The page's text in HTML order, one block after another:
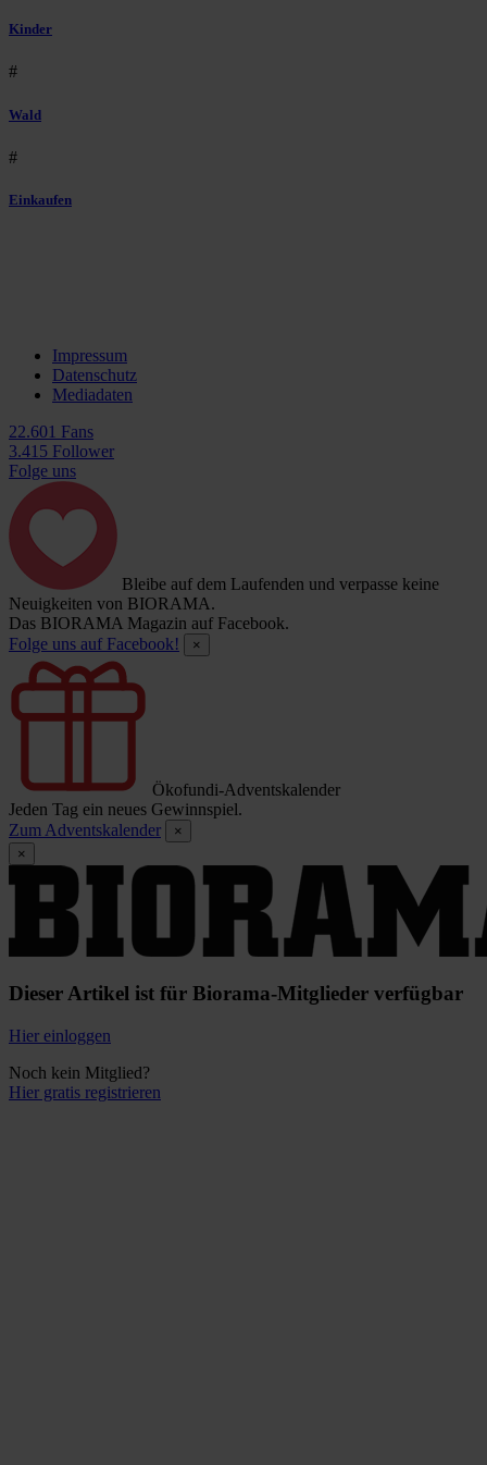
Kinder
#
Wald
#
Einkaufen
Impressum
Datenschutz
Mediadaten
22.601 Fans
3.415 Follower
Folge uns
Bleibe auf dem Laufenden und verpasse keine
Neuigkeiten von BIORAMA.
Das BIORAMA Magazin auf Facebook.
Folge uns auf Facebook!
×
Ökofundi-Adventskalender
Jeden Tag ein neues Gewinnspiel.
Zum Adventskalender
×
×
Dieser Artikel ist für Biorama-Mitglieder verfügbar
Hier einloggen
Noch kein Mitglied?
Hier gratis registrieren